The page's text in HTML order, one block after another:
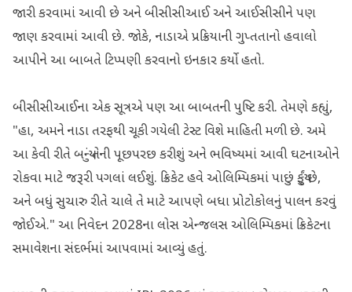
જારી કરવામાં આવી છે અને બીસીસીઆઈ અને આઈસીસીને પણ
જાણ કરવામાં આવી છે. જોકે, નાડાએ પ્રક્રિયાની ગુપ્તતાનો હવાલો
આપીને આ બાબતે ટિપ્પણી કરવાનો ઇનકાર કર્યો હતો.
બીસીસીઆઈના એક સૂત્રએ પણ આ બાબતની પુષ્ટિ કરી. તેમણે કહ્યું,
"હા, અમને નાડા તરફથી ચૂકી ગયેલી ટેસ્ટ વિશે માહિતી મળી છે. અમે
આ કેવી રીતે બન્યું તેની પૂછપરછ કરીશું અને ભવિષ્યમાં આવી ઘટનાઓને
રોકવા માટે જરૂરી પગલાં લઈશું. ક્રિકેટ હવે ઓલિમ્પિકમાં પાછું ફર્યું છે,
અને બધું સુચારુ રીતે ચાલે તે માટે આપણે બધા પ્રોટોકોલનું પાલન કરવું
જોઈએ." આ નિવેદન 2028ના લોસ એન્જલસ ઓલિમ્પિકમાં ક્રિકેટના
સમાવેશના સંદર્ભમાં આપવામાં આવ્યું હતું.